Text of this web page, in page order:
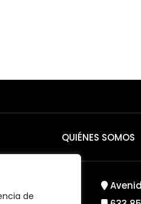
de
QUIÉNES SOMOS